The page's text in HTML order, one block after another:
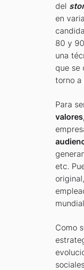
del
en
80 y
una
que se
torno a
Para
etc.
Como